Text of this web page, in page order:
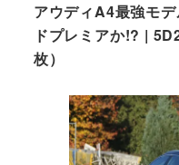
アウディA4最強モ
ドプレミアか!? |
枚）